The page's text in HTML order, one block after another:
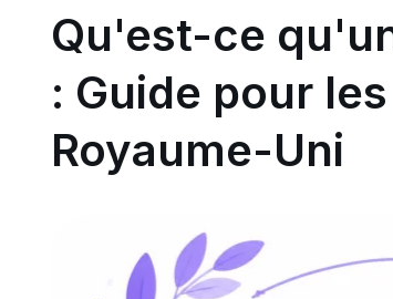
Qu'est-ce
: Guide pour
Royaume-Uni